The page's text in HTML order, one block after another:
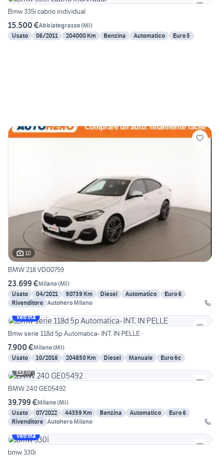
Bmw 335i cabrio individual
15.500 €Abbiategrasso(MI)
Usato
06/2011 204000 Km Benzina Automatico Euro 5
10
BMW 218 VD00759
23.699 €Milano(MI)
Usato
04/2021 90739 Km Diesel Automatico
Euro 6
Rivenditore Autohero Milano
Vetrina
Bmw serie 118d 5p Automatica- INT. IN PELLE
7.900 €Milano(MI)
Usato
10/2016 204850 Km Diesel Manuale
Euro 6c
10
BMW 240 GE05492
39.799 €Milano(MI)
Usato
07/2022 44359 Km Benzina Automatico
Euro 6
Rivenditore Autohero Milano
Vetrina
bmw 330i